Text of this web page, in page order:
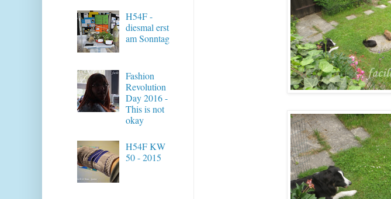
H54F -
diesmal erst
am Sonntag
Fashion
Revolution
Day 2016 -
This is not
okay
H54F KW
50 - 2015